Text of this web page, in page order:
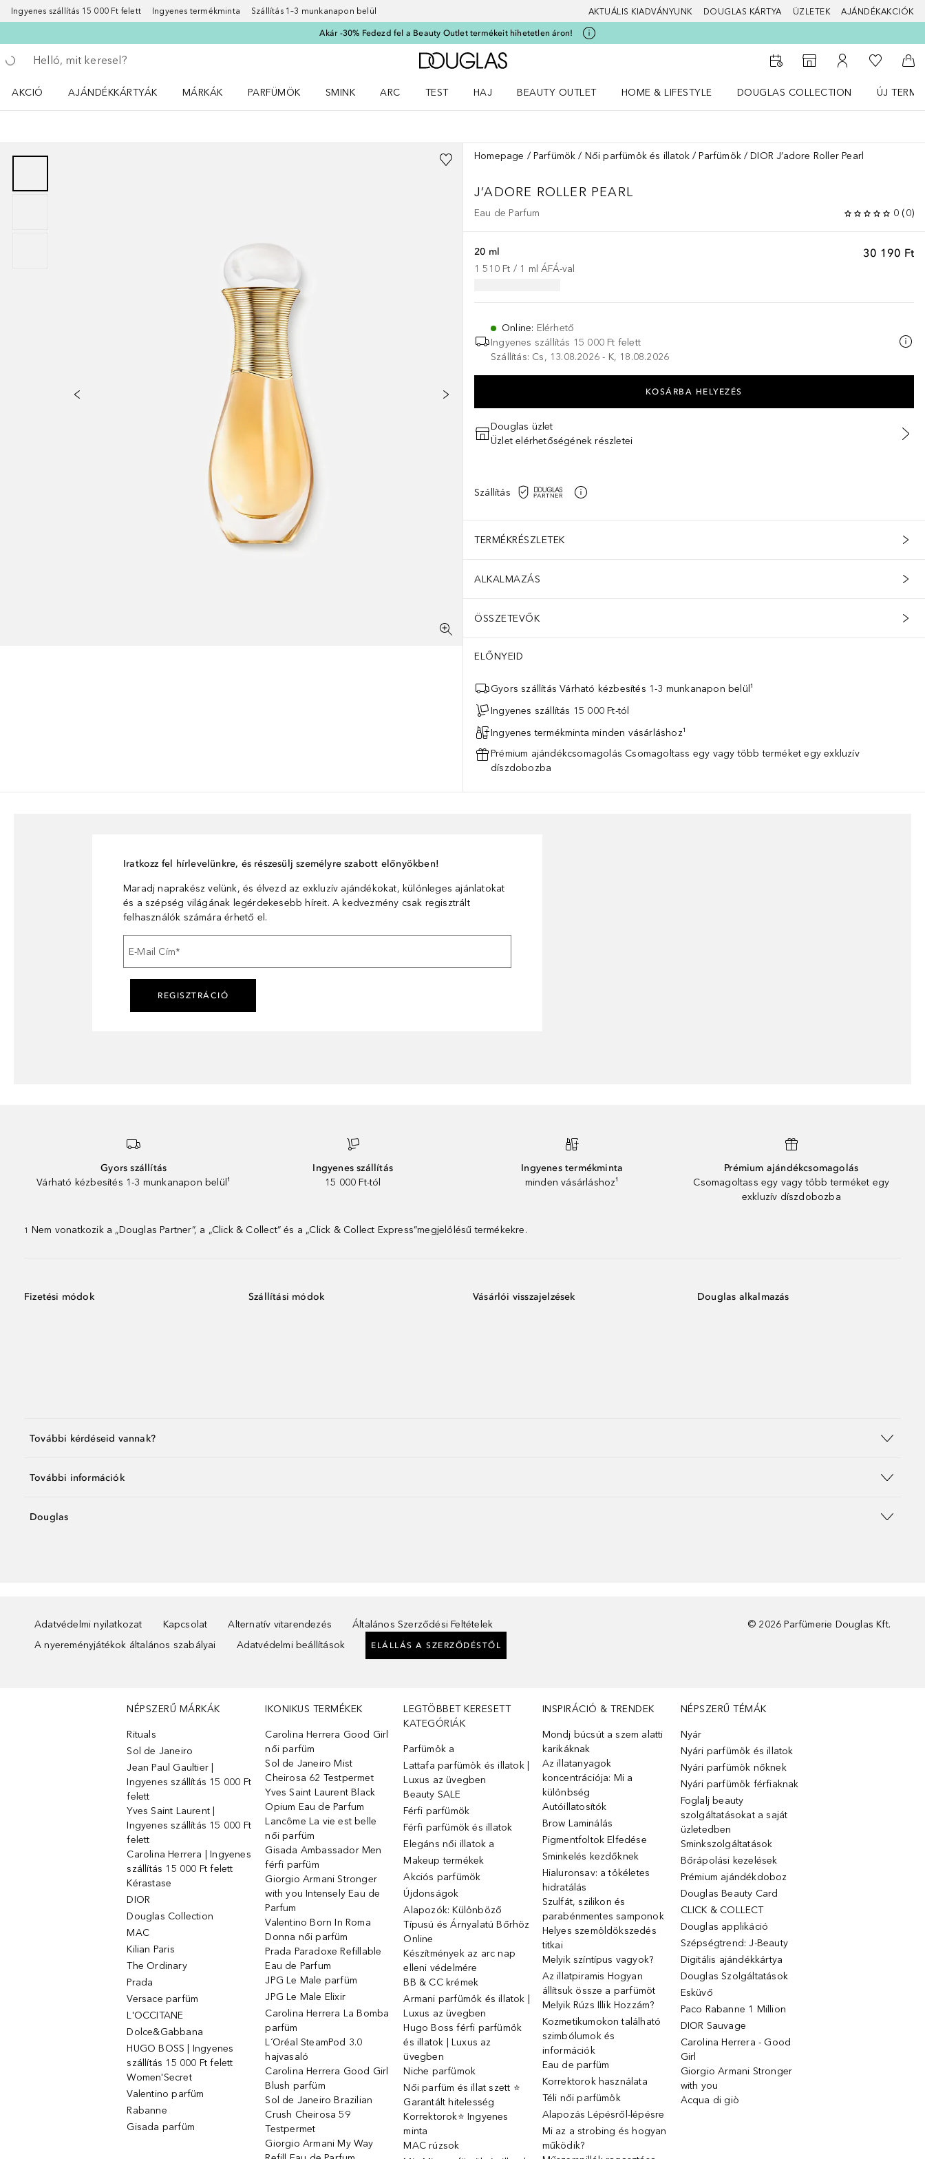
Ingyenes szállítás 15 000 Ft felett Ingyenes termékminta Szállítás 1–3 munkanapon belül AKTUÁLIS KIADVÁNYUNK DOUGLAS KÁRTYA ÜZLETEK AJÁNDÉKAKCIÓK
Akár -30% Fedezd fel a Beauty Outlet termékeit hihetetlen áron!
Menj vissza
Keresés végrehajtása
A Douglas Főoldalra
Az üzletkeresőhöz
A fiókomhoz
A
AKCIÓ
AJÁNDÉKKÁRTYÁK
MÁRKÁK
PARFÜMÖK
SMINK
ARC
TEST
HAJ
BEAUTY OUTLET
HOME & LIFESTYLE
DOUGLAS COLLECTION
ÚJ
Homepage Parfümök Női parfümök és illatok Parfümök DIOR J’adore Roller Pearl
J’ADORE ROLLER PEARL
Eau de Parfum 0 (0)
30 190 Ft
20 ml
1 510 Ft / 1 ml ÁFÁ-val
Online: Elérhető
Ingyenes szállítás 15 000 Ft felett
Szállítás: Cs, 13.08.2026 - K, 18.08.2026
KOSÁRBA HELYEZÉS
Douglas üzlet
Üzlet elérhetőségének részletei
Szállítás
TERMÉKRÉSZLETEK
ALKALMAZÁS
ÖSSZETEVŐK
ELŐNYEID
Gyors szállítás Várható kézbesítés 1-3 munkanapon belül¹
Ingyenes szállítás 15 000 Ft-tól
Ingyenes termékminta minden vásárláshoz¹
Prémium ajándékcsomagolás Csomagoltass egy vagy több terméket egy exkluzív
díszdobozba
Iratkozz fel hírlevelünkre, és részesülj személyre szabott előnyökben!
Maradj naprakész velünk, és élvezd az exkluzív ajándékokat, különleges ajánlatokat
és a szépség világának legérdekesebb híreit. A kedvezmény csak regisztrált
felhasználók számára érhető el.
E-Mail Cím*
REGISZTRÁCIÓ
Gyors szállítás
Várható kézbesítés 1-3 munkanapon belül¹
Ingyenes szállítás
15 000 Ft-tól
Ingyenes termékminta
minden vásárláshoz¹
Prémium ajándékcsomagolás
Csomagoltass egy vagy több terméket egy
exkluzív díszdobozba
1 Nem vonatkozik a „Douglas Partner”, a „Click & Collect” és a „Click & Collect Express”megjelölésű termékekre.
Fizetési módok Szállítási módok Vásárlói visszajelzések Douglas alkalmazás
További kérdéseid vannak?
További információk
Douglas
Adatvédelmi nyilatkozat Kapcsolat Alternatív vitarendezés
Általános Szerződési Feltételek
A nyereményjátékok általános szabályai
Adatvédelmi beállítások ELÁLLÁS A SZERZŐDÉSTŐL
© 2026 Parfümerie Douglas Kft.
NÉPSZERŰ MÁRKÁK
Rituals
Sol de Janeiro
Jean Paul Gaultier |
Ingyenes szállítás 15 000 Ft
felett
Yves Saint Laurent |
Ingyenes szállítás 15 000 Ft
felett
Carolina Herrera | Ingyenes
szállítás 15 000 Ft felett
Kérastase
DIOR
Douglas Collection
MAC
Kilian Paris
The Ordinary
Prada
Versace parfüm
L'OCCITANE
Dolce&Gabbana
HUGO BOSS | Ingyenes
szállítás 15 000 Ft felett
Women'Secret
Valentino parfüm
Rabanne
Gisada parfüm
IKONIKUS TERMÉKEK
Carolina Herrera Good Girl
női parfüm
Sol de Janeiro Mist
Cheirosa 62 Testpermet
Yves Saint Laurent Black
Opium Eau de Parfum
Lancôme La vie est belle
női parfüm
Gisada Ambassador Men
férfi parfüm
Giorgio Armani Stronger
with you Intensely Eau de
Parfum
Valentino Born In Roma
Donna női parfüm
Prada Paradoxe Refillable
Eau de Parfum
JPG Le Male parfüm
JPG Le Male Elixir
Carolina Herrera La Bomba
parfüm
L´Oréal SteamPod 3.0
hajvasaló
Carolina Herrera Good Girl
Blush parfüm
Sol de Janeiro Brazilian
Crush Cheirosa 59
Testpermet
Giorgio Armani My Way
LEGTÖBBET KERESETT
KATEGÓRIÁK
Parfümök ️a
Lattafa parfümök és illatok |
Luxus az üvegben
Beauty SALE
Férfi parfümök
Férfi parfümök és illatok
Elegáns női illatok ️a
Makeup termékek
Akciós parfümök
Újdonságok
Alapozók: Különböző
Típusú és Árnyalatú Bőrhöz
Online
Készítmények az arc nap
elleni védelmére
BB & CC krémek
Armani parfümök és illatok |
Luxus az üvegben
Hugo Boss férfi parfümök
és illatok | Luxus az
üvegben
Niche parfümok
Női parfüm és illat szett ⭐
Garantált hitelesség
Korrektorok⭐ Ingyenes
minta
MAC rúzsok
INSPIRÁCIÓ & TRENDEK
Mondj búcsút a szem alatti
karikáknak
Az illatanyagok
koncentrációja: Mi a
különbség
Autóillatosítók
Brow Laminálás
Pigmentfoltok Elfedése
Sminkelés kezdőknek
Hialuronsav: a tökéletes
hidratálás
Szulfát, szilikon és
parabénmentes samponok
Helyes szemöldökszedés
titkai
Melyik színtípus vagyok?
Az illatpiramis Hogyan
állítsuk össze a parfümöt
Melyik Rúzs Illik Hozzám?
Kozmetikumokon található
szimbólumok és
információk
Eau de parfüm
Korrektorok használata
Téli női parfümök
Alapozás Lépésről-lépésre
Mi az a strobing és hogyan
működik?
NÉPSZERŰ TÉMÁK
Nyár
Nyári parfümök és illatok
Nyári parfümök nőknek
Nyári parfümök férfiaknak
Foglalj beauty
szolgáltatásokat a saját
üzletedben
Sminkszolgáltatások
Bőrápolási kezelések
Prémium ajándékdoboz
Douglas Beauty Card
CLICK & COLLECT
Douglas applikáció
Szépségtrend: J-Beauty
Digitális ajándékkártya
Douglas Szolgáltatások
Esküvő
Paco Rabanne 1 Million
DIOR Sauvage
Carolina Herrera - Good
Girl
Giorgio Armani Stronger
with you
Acqua di giò